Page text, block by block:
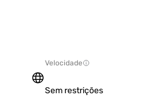
Velocidade
Sem restrições